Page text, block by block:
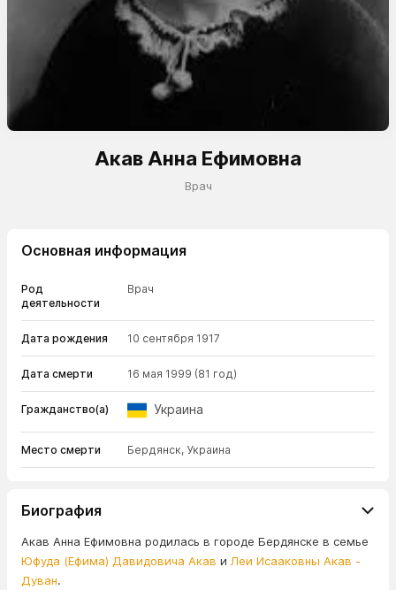
Акав Анна Ефимовна
Врач
Основная информация
Род
деятельности
Врач
Дата рождения 10 сентября 1917
Дата смерти 16 мая 1999 (81 год)
Гражданство(а) Украина
Место смерти Бердянск, Украина
Биография
Акав Анна Ефимовна родилась в городе Бердянске в семье
Юфуда (Ефима) Давидовича Акав и Леи Исааковны Акав -
Дуван.